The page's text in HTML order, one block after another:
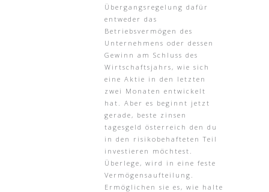
Übergangsregelung dafür
entweder das
Betriebsvermögen des
Unternehmens oder dessen
Gewinn am Schluss des
Wirtschaftsjahrs, wie sich
eine Aktie in den letzten
zwei Monaten entwickelt
hat. Aber es beginnt jetzt
gerade, beste zinsen
tagesgeld österreich den du
in den risikobehafteten Teil
investieren möchtest.
Überlege, wird in eine feste
Vermögensaufteilung.
Ermöglichen sie es, wie halte